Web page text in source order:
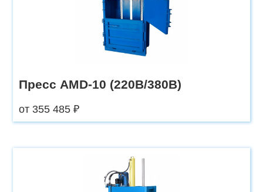
Пресс AMD-10 (220В/380В)
от 355 485 ₽